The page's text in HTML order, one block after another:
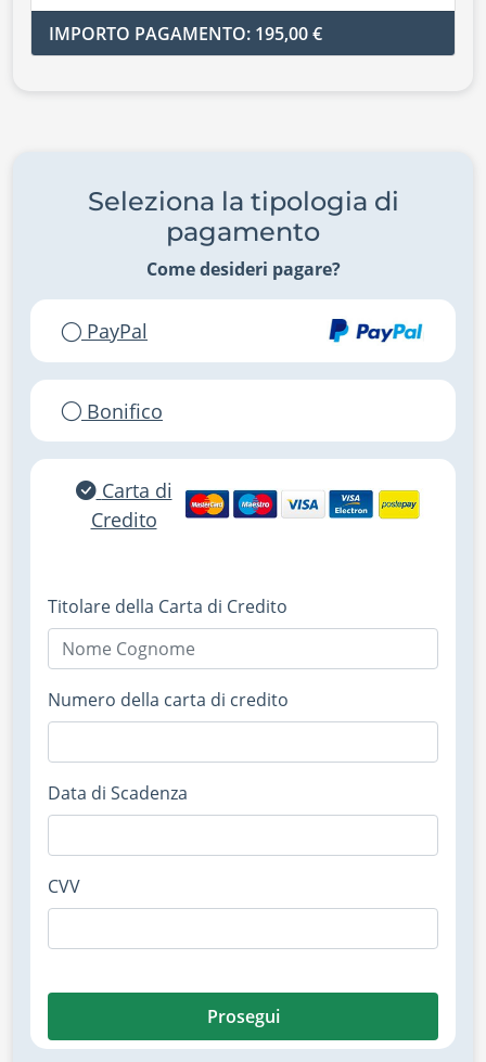
IMPORTO PAGAMENTO: 195,00 €
Seleziona la tipologia di
pagamento
Come desideri pagare?
PayPal
Bonifico
Carta di
Credito
Titolare della Carta di Credito
Numero della carta di credito
Data di Scadenza
CVV
Prosegui